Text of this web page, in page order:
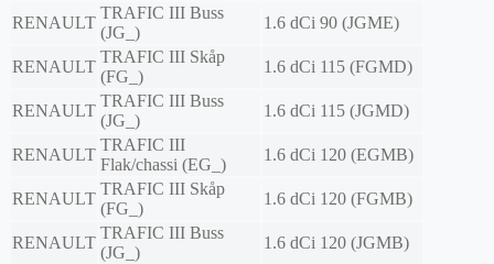
RENAULT
TRAFIC III Buss
(JG_)
1.6 dCi 90 (JGME)
RENAULT
TRAFIC III Skåp
(FG_)
1.6 dCi 115 (FGMD)
RENAULT
TRAFIC III Buss
(JG_)
1.6 dCi 115 (JGMD)
RENAULT
TRAFIC III
Flak/chassi (EG_)
1.6 dCi 120 (EGMB)
RENAULT
TRAFIC III Skåp
(FG_)
1.6 dCi 120 (FGMB)
RENAULT
TRAFIC III Buss
(JG_)
1.6 dCi 120 (JGMB)